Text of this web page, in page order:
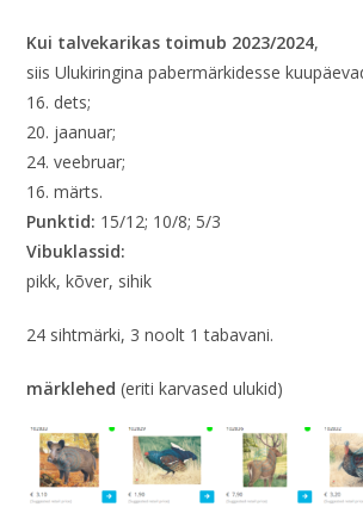
Kui talvekarikas toimub 2023/2024,
siis Ulukiringina pabermärkidesse
16. dets;
20. jaanuar;
24. veebruar;
16. märts.
Punktid: 15/12; 10/8; 5/3
Vibuklassid:
pikk, kõver, sihik
24 sihtmärki, 3 noolt 1 tabavani.
märklehed (eriti karvased ulukid)